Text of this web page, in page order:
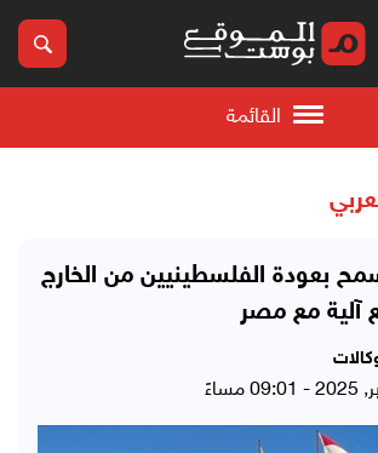
القائمة
بعودة الفلسطينيين من الخارج
آلية مع مصر